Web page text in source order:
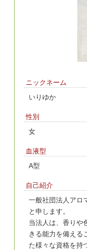
ニックネーム
いりゆか
性別
女
血液型
A型
自己紹介
一般社団法人アロ
と申します。
当法人は、香りや
きる能力を備える
た様々な資格を持